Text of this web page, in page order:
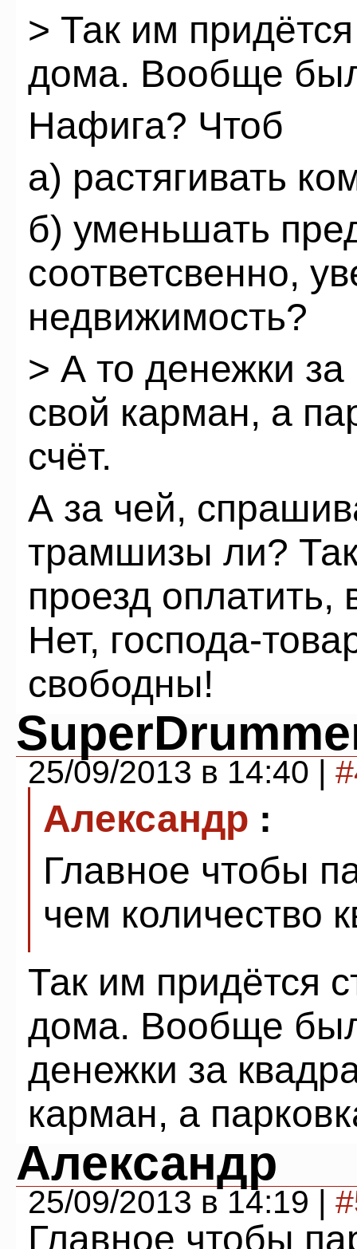
> Так им
дома. Вообще
Нафига? Чтоб
а) растягивать
б) уменьшать
соответсвенно,
недвижимость?
> А то денежки
свой карман, а
счёт.
А за чей,
трамшизы ли?
проезд оплатить,
Нет, господа-
свободны!
25/09/2013 в 14:40 |
Александр :
Главное чтобы
чем количество
Так им придётся
дома. Вообще
денежки за
карман, а
Александр
25/09/2013 в 14:19 |
Главное чтобы